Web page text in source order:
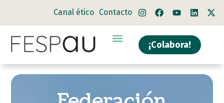
Canal ético Contacto
¡Colabora!